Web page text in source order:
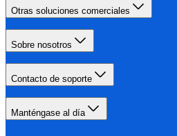
Otras soluciones comerciales
Sobre nosotros
Contacto de soporte
Manténgase al día